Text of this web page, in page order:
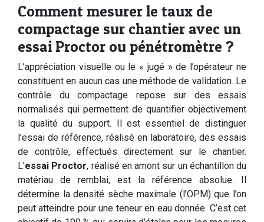
Comment mesurer le taux de
compactage sur chantier avec un
essai Proctor ou pénétromètre ?
L’appréciation visuelle ou le « jugé » de l’opérateur ne
constituent en aucun cas une méthode de validation. Le
contrôle du compactage repose sur des essais
normalisés qui permettent de quantifier objectivement
la qualité du support. Il est essentiel de distinguer
l’essai de référence, réalisé en laboratoire, des essais
de contrôle, effectués directement sur le chantier.
L’essai Proctor, réalisé en amont sur un échantillon du
matériau de remblai, est la référence absolue. Il
détermine la densité sèche maximale (l’OPM) que l’on
peut atteindre pour une teneur en eau donnée. C’est cet